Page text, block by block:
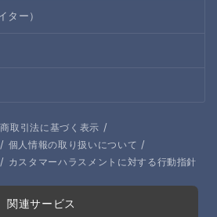
ター）
取引法に基づく表示 /
/ 個人情報の取り扱いについて /
/ カスタマーハラスメントに対する行動指針
関連サービス